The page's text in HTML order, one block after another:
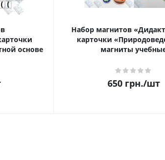
основе
Набор магнитов
карточки
магниты
650грн./шт